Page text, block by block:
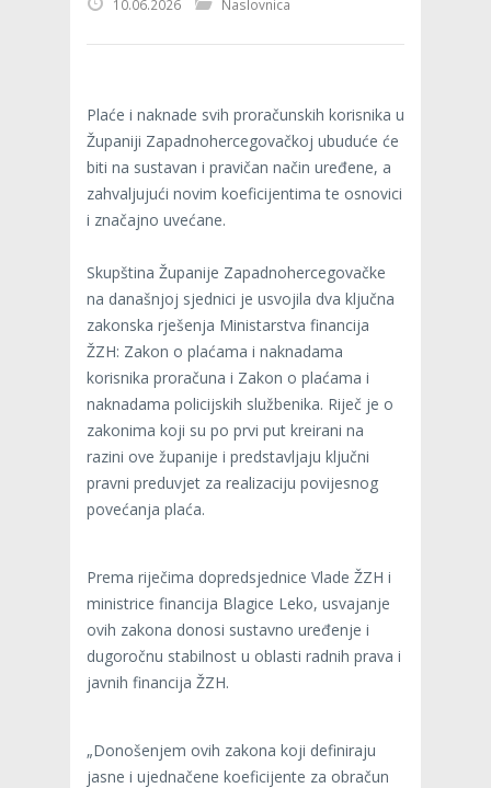
10.06.2026 Naslovnica
Plaće i naknade svih proračunskih korisnika u
Županiji Zapadnohercegovačkoj ubuduće će
biti na sustavan i pravičan način uređene, a
zahvaljujući novim koeficijentima te osnovici
i značajno uvećane.
Skupština Županije Zapadnohercegovačke
na današnjoj sjednici je usvojila dva ključna
zakonska rješenja Ministarstva financija
ŽZH: Zakon o plaćama i naknadama
korisnika proračuna i Zakon o plaćama i
naknadama policijskih službenika. Riječ je o
zakonima koji su po prvi put kreirani na
razini ove županije i predstavljaju ključni
pravni preduvjet za realizaciju povijesnog
povećanja plaća.
Prema riječima dopredsjednice Vlade ŽZH i
ministrice financija Blagice Leko, usvajanje
ovih zakona donosi sustavno uređenje i
dugoročnu stabilnost u oblasti radnih prava i
javnih financija ŽZH.
„Donošenjem ovih zakona koji definiraju
jasne i ujednačene koeficijente za obračun